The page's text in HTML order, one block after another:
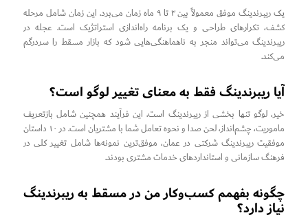
یک ریبرندینگ موفق معمولاً بین ۳ تا ۹ ماه زمان می‌برد. این زمان شامل مرحله
کشف، تکرارهای طراحی و یک برنامه راه‌اندازی استراتژیک است. عجله در
ریبرندینگ می‌تواند منجر به ناهماهنگی‌هایی شود که بازار مسقط را سردرگم
می‌کند.
آیا ریبرندینگ فقط به معنای تغییر لوگو است؟
خیر، لوگو تنها بخشی از ریبرندینگ است. این فرآیند همچنین شامل بازتعریف
ماموریت، چشم‌انداز، لحن صدا و نحوه تعامل شما با مشتریان است. در ۱۰ داستان
موفقیت ریبرندینگ شرکتی در عمان، موفق‌ترین نمونه‌ها شامل تغییر کلی در
فرهنگ سازمانی و استانداردهای خدمات مشتری بودند.
چگونه بفهمم کسب‌وکار من در مسقط به ریبرندینگ
نیاز دارد؟